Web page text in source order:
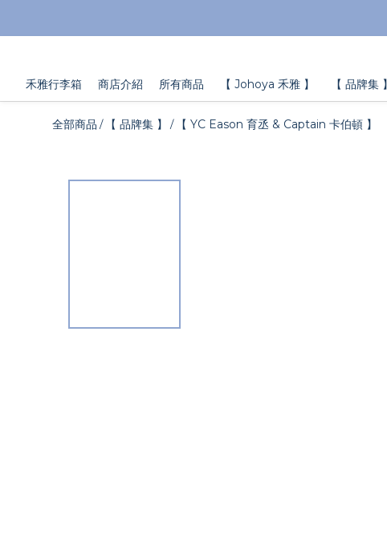
禾雅行李箱 商店介紹 所有商品 【 Johoya 禾雅 】 【 品牌集 】
全部商品 / 【 品牌集 】 / 【 YC Eason 育丞 & Captain 卡伯頓 】